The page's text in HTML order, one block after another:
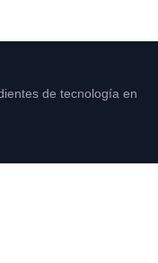
de tecnología en